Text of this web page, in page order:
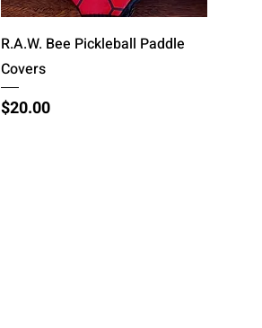
त्वरित दृश्य
R.A.W. Bee Pickleball Paddle
Covers
मूल्य
$20.00